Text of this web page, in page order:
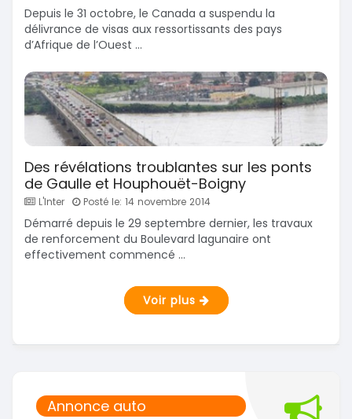
Annonce auto
Depuis le 31 octobre, le Canada a suspendu la
délivrance de visas aux ressortissants des pays
d’Afrique de l’Ouest ...
Des révélations troublantes sur les ponts
de Gaulle et Houphouët-Boigny
L'Inter Posté le: 14 novembre 2014
Démarré depuis le 29 septembre dernier, les travaux
de renforcement du Boulevard lagunaire ont
effectivement commencé ...
Voir plus